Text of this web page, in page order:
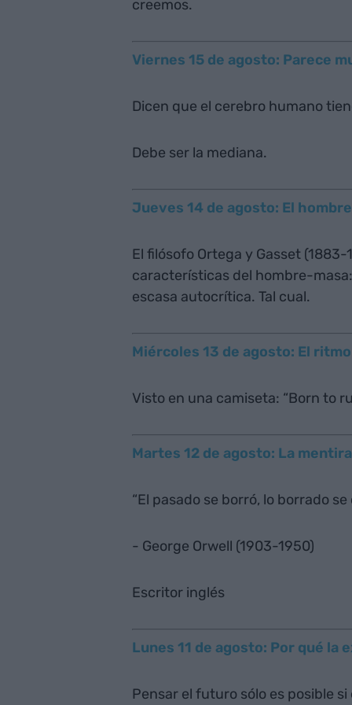
creemos.
Viernes 15 de agosto: Parece
Dicen que el cerebro humano
Debe ser la mediana.
Jueves 14 de agosto: El
El filósofo Ortega y Gasset
características del hombre-
escasa autocrítica. Tal cual.
Miércoles 13 de agosto: El
Visto en una camiseta: “Born to
Martes 12 de agosto: La
“El pasado se borró, lo borrado
- George Orwell (1903-1950)
Escritor inglés
Lunes 11 de agosto: Por qué
Pensar el futuro sólo es posible